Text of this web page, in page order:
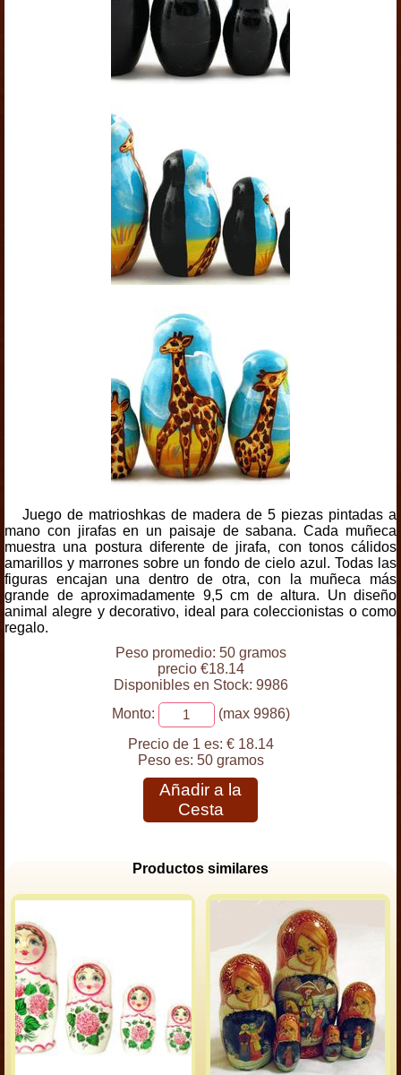
Juego de matrioshkas de madera de 5 piezas pintadas a
mano con jirafas en un paisaje de sabana. Cada muñeca
muestra una postura diferente de jirafa, con tonos cálidos
amarillos y marrones sobre un fondo de cielo azul. Todas las
figuras encajan una dentro de otra, con la muñeca más
grande de aproximadamente 9,5 cm de altura. Un diseño
animal alegre y decorativo, ideal para coleccionistas o como
regalo.
Peso promedio: 50 gramos
precio €18.14
Disponibles en Stock: 9986
Monto:
(max 9986)
Precio de 1 es: € 18.14
Peso es: 50 gramos
Añadir a la
Cesta
Productos similares